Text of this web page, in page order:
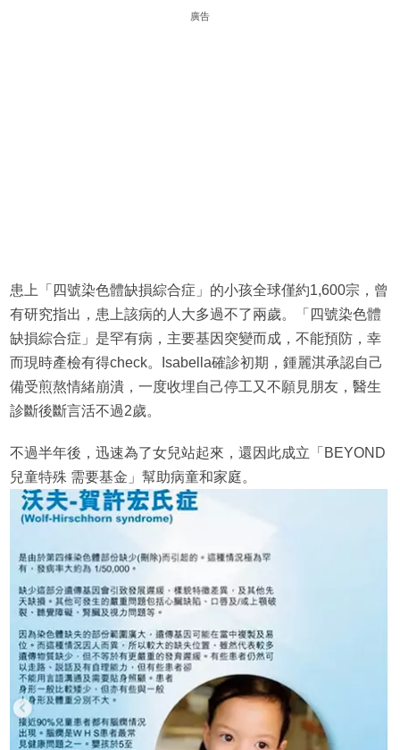
廣告
患上「四號染色體缺損綜合症」的小孩全球僅約1,600宗，曾
有研究指出，患上該病的人大多過不了兩歲。「四號染色體
缺損綜合症」是罕有病，主要基因突變而成，不能預防，幸
而現時產檢有得check。Isabella確診初期，鍾麗淇承認自己
備受煎熬情緒崩潰，一度收埋自己停工又不願見朋友，醫生
診斷後斷言活不過2歲。
不過半年後，迅速為了女兒站起來，還因此成立「BEYOND
兒童特殊 需要基金」幫助病童和家庭。